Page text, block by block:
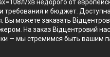
хв недорого от
требования и бюджет.
можете заказать
На заказ Відцентровий
— мы стремимся быть вашим